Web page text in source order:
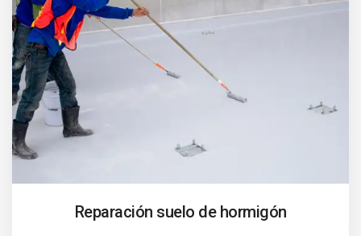
Reparación suelo de hormigón